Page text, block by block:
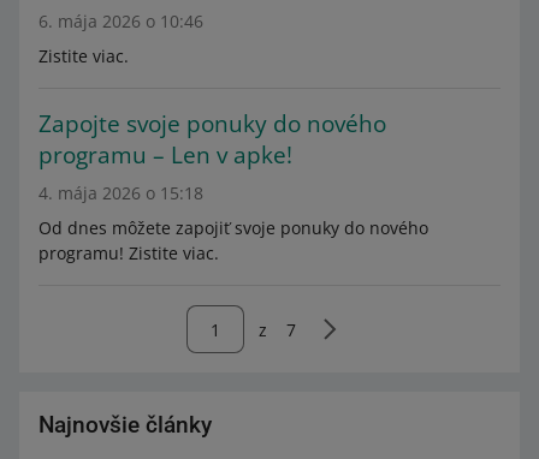
6. mája 2026 o 10:46
Zistite viac.
Zapojte svoje ponuky do nového
programu – Len v apke!
4. mája 2026 o 15:18
Od dnes môžete zapojiť svoje ponuky do nového
programu! Zistite viac.
z 7
Najnovšie články